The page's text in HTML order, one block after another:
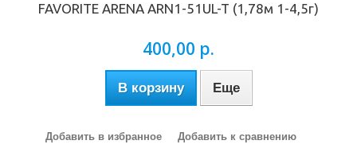
FAVORITE ARENA ARN1-51UL-T (1,78м 1-4,5г)
400,00 р.
В корзину Еще
Добавить в избранное Добавить к сравнению